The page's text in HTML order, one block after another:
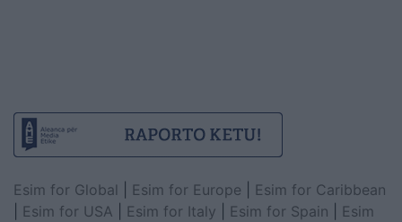
Esim for Global Esim for Europe
Esim for Caribbean
Esim for USA Esim for Italy Esim for Spain
Esim